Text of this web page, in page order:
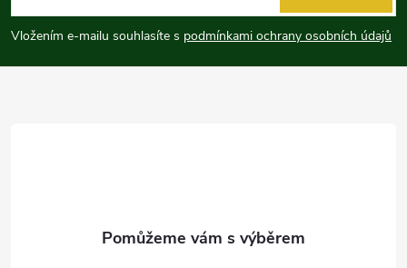
p
a
Vložením e-mailu souhlasíte s podmínkami ochrany osobních údajů